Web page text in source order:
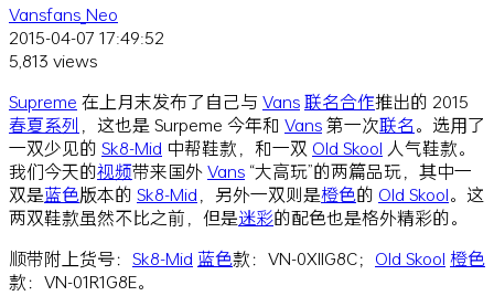
Vansfans_Neo
2015-04-07 17:49:52
5,813 views
Supreme 在上月末发布了自己与 Vans联名合作推出的 2015
春夏系列 ，这也是 Surpeme 今年和 Vans第一次联名。选用了
一双少见的 Sk8-Mid 中帮鞋款，和一双 Old Skool 人气鞋款。
我们今天的视频带来国外Vans “大高玩”的两篇品玩，其中一
双是蓝色版本的 Sk8-Mid ，另外一双则是橙色的 Old Skool。这
两双鞋款虽然不比之前，但是迷彩的配色也是格外精彩的。
顺带附上货号： Sk8-Mid 蓝色款：VN-0XIIG8C； Old Skool 橙色
款：VN-01R1G8E。